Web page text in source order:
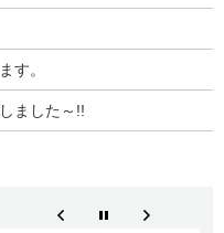
す。
ました～!!